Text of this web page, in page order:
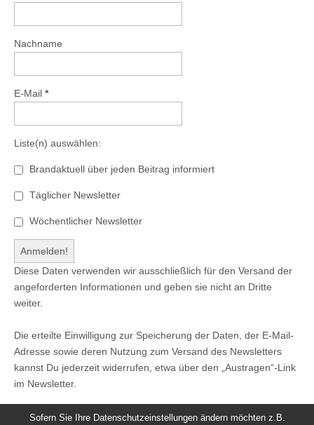
Nachname
E-Mail *
Liste(n) auswählen:
Brandaktuell über jeden Beitrag informiert
Täglicher Newsletter
Wöchentlicher Newsletter
Diese Daten verwenden wir ausschließlich für den Versand der
angeforderten Informationen und geben sie nicht an Dritte
weiter.
Die erteilte Einwilligung zur Speicherung der Daten, der E-Mail-
Adresse sowie deren Nutzung zum Versand des Newsletters
kannst Du jederzeit widerrufen, etwa über den „Austragen“-Link
im Newsletter.
Sofern Sie Ihre Datenschutzeinstellungen ändern möchten z.B.